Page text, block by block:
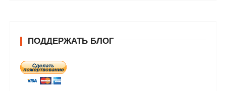
ПОДДЕРЖАТЬ БЛОГ